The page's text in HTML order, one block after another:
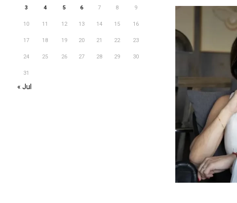
3 4 5 6 7 8 9
10 11 12 13 14 15 16
17 18 19 20 21 22 23
24 25 26 27 28 29 30
31
« Jul